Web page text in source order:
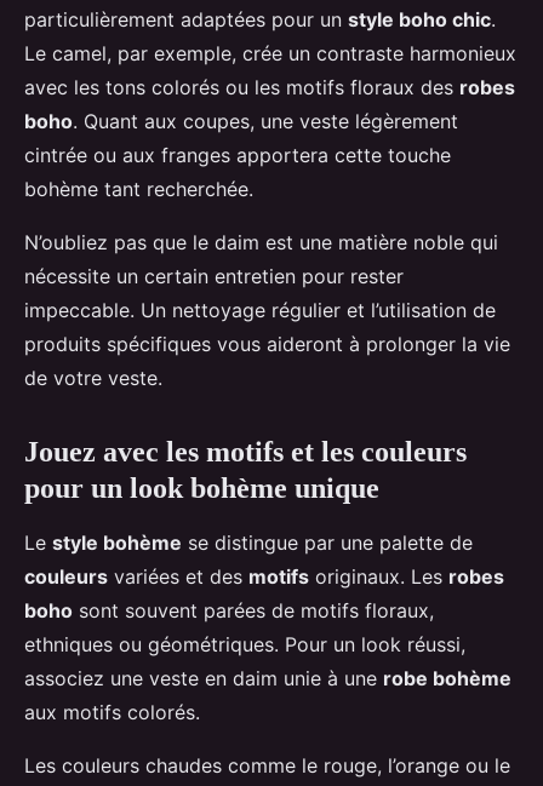
particulièrement adaptées pour un style boho chic.
Le camel, par exemple, crée un contraste harmonieux
avec les tons colorés ou les motifs floraux des robes
boho. Quant aux coupes, une veste légèrement
cintrée ou aux franges apportera cette touche
bohème tant recherchée.
N’oubliez pas que le daim est une matière noble qui
nécessite un certain entretien pour rester
impeccable. Un nettoyage régulier et l’utilisation de
produits spécifiques vous aideront à prolonger la vie
de votre veste.
Jouez avec les motifs et les couleurs
pour un look bohème unique
Le style bohème se distingue par une palette de
couleurs variées et des motifs originaux. Les robes
boho sont souvent parées de motifs floraux,
ethniques ou géométriques. Pour un look réussi,
associez une veste en daim unie à une robe bohème
aux motifs colorés.
Les couleurs chaudes comme le rouge, l’orange ou le